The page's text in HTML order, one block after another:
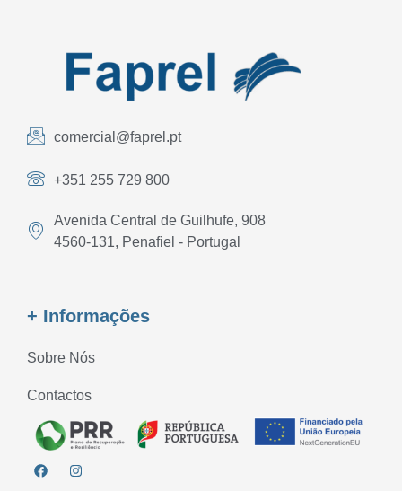
comercial@faprel.pt
+351 255 729 800
Avenida Central de Guilhufe, 908
4560-131, Penafiel - Portugal
+ Informações
Sobre Nós
Contactos